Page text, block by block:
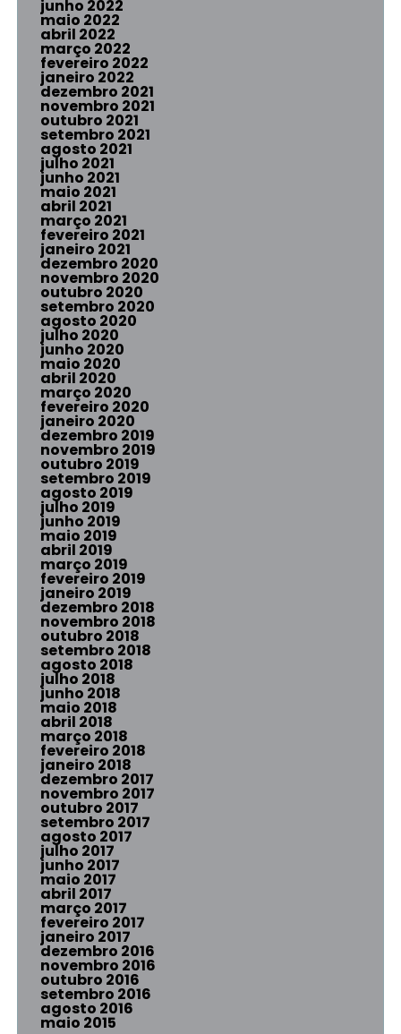
junho 2022
maio 2022
abril 2022
março 2022
fevereiro 2022
janeiro 2022
dezembro 2021
novembro 2021
outubro 2021
setembro 2021
agosto 2021
julho 2021
junho 2021
maio 2021
abril 2021
março 2021
fevereiro 2021
janeiro 2021
dezembro 2020
novembro 2020
outubro 2020
setembro 2020
agosto 2020
julho 2020
junho 2020
maio 2020
abril 2020
março 2020
fevereiro 2020
janeiro 2020
dezembro 2019
novembro 2019
outubro 2019
setembro 2019
agosto 2019
julho 2019
junho 2019
maio 2019
abril 2019
março 2019
fevereiro 2019
janeiro 2019
dezembro 2018
novembro 2018
outubro 2018
setembro 2018
agosto 2018
julho 2018
junho 2018
maio 2018
abril 2018
março 2018
fevereiro 2018
janeiro 2018
dezembro 2017
novembro 2017
outubro 2017
setembro 2017
agosto 2017
julho 2017
junho 2017
maio 2017
abril 2017
março 2017
fevereiro 2017
janeiro 2017
dezembro 2016
novembro 2016
outubro 2016
setembro 2016
agosto 2016
maio 2015